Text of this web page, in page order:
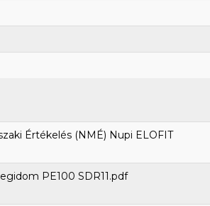
Értékelés (NMÉ) Nupi ELOFIT
PE100 SDR11.pdf